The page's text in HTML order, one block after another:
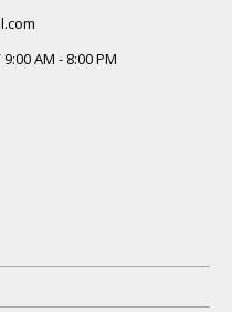
AM - 8:00 PM